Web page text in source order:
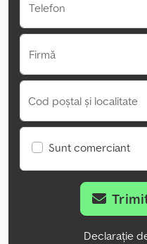
Telefon
Firmă
Cod poștal și localitate
Sunt comerciant
Declarație